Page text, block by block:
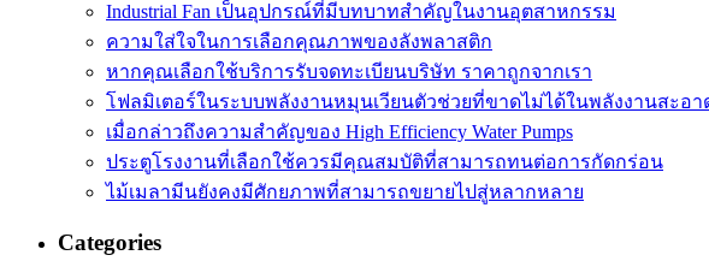
Industrial Fan เป็นอุปกรณ์ที่มีบทบาทสำคัญในงานอุตสาหกรรม
ความใส่ใจในการเลือกคุณภาพของลังพลาสติก
หากคุณเลือกใช้บริการรับจดทะเบียนบริษัท ราคาถูกจากเรา
โฟลมิเตอร์ในระบบพลังงานหมุนเวียนตัวช่วยที่ขาดไม่ได้ในพลังงานสะอา
เมื่อกล่าวถึงความสำคัญของ High Efficiency Water Pumps
ประตูโรงงานที่เลือกใช้ควรมีคุณสมบัติที่สามารถทนต่อการกัดกร่อน
ไม้เมลามีนยังคงมีศักยภาพที่สามารถขยายไปสู่หลากหลาย
Categories